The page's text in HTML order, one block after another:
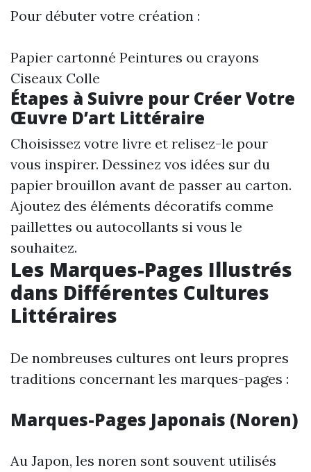
Pour débuter votre création :
Papier cartonné Peintures ou crayons
Ciseaux Colle
Étapes à Suivre pour Créer Votre
Œuvre D’art Littéraire
Choisissez votre livre et relisez-le pour
vous inspirer. Dessinez vos idées sur du
papier brouillon avant de passer au carton.
Ajoutez des éléments décoratifs comme
paillettes ou autocollants si vous le
souhaitez.
Les Marques-Pages Illustrés
dans Différentes Cultures
Littéraires
De nombreuses cultures ont leurs propres
traditions concernant les marques-pages :
Marques-Pages Japonais (Noren)
Au Japon, les noren sont souvent utilisés